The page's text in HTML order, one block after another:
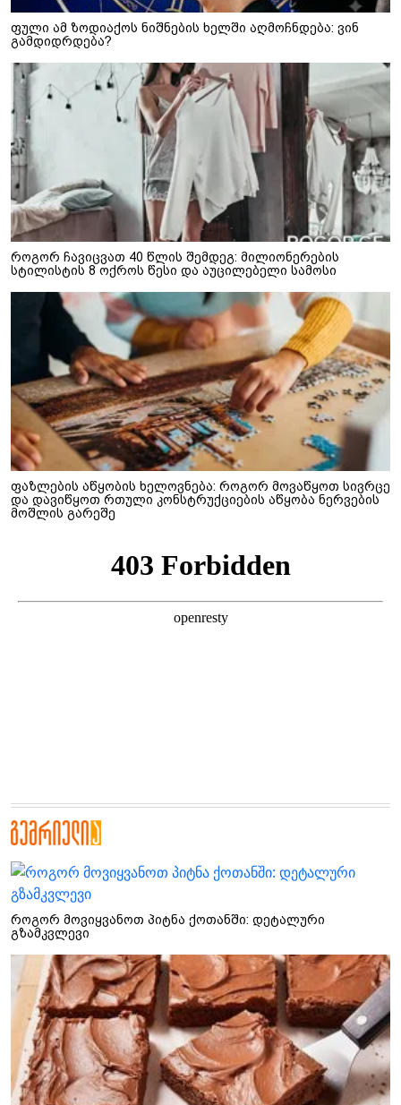
ფული ამ ზოდიაქოს ნიშნების ხელში აღმოჩნდება: ვინ
გამდიდრდება?
როგორ ჩავიცვათ 40 წლის შემდეგ: მილიონერების
სტილისტის 8 ოქროს წესი და აუცილებელი სამოსი
ფაზლების აწყობის ხელოვნება: როგორ მოვაწყოთ სივრცე
და დავიწყოთ რთული კონსტრუქციების აწყობა ნერვების
მოშლის გარეშე
როგორ მოვიყვანოთ პიტნა ქოთანში: დეტალური
გზამკვლევი